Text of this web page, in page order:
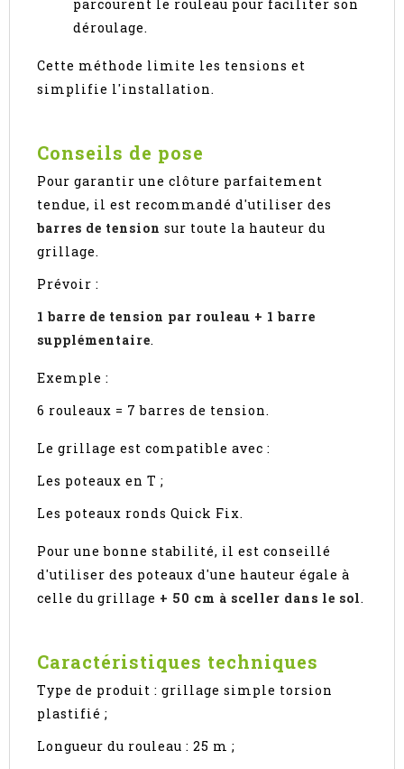
parcourent le rouleau pour faciliter son
déroulage.
Cette méthode limite les tensions et
simplifie l'installation.
Conseils de pose
Pour garantir une clôture parfaitement
tendue, il est recommandé d'utiliser des
barres de tension sur toute la hauteur du
grillage.
Prévoir :
1 barre de tension par rouleau + 1 barre
supplémentaire.
Exemple :
6 rouleaux = 7 barres de tension.
Le grillage est compatible avec :
Les poteaux en T ;
Les poteaux ronds Quick Fix.
Pour une bonne stabilité, il est conseillé
d'utiliser des poteaux d'une hauteur égale à
celle du grillage + 50 cm à sceller dans le sol.
Caractéristiques techniques
Type de produit : grillage simple torsion
plastifié ;
Longueur du rouleau : 25 m ;